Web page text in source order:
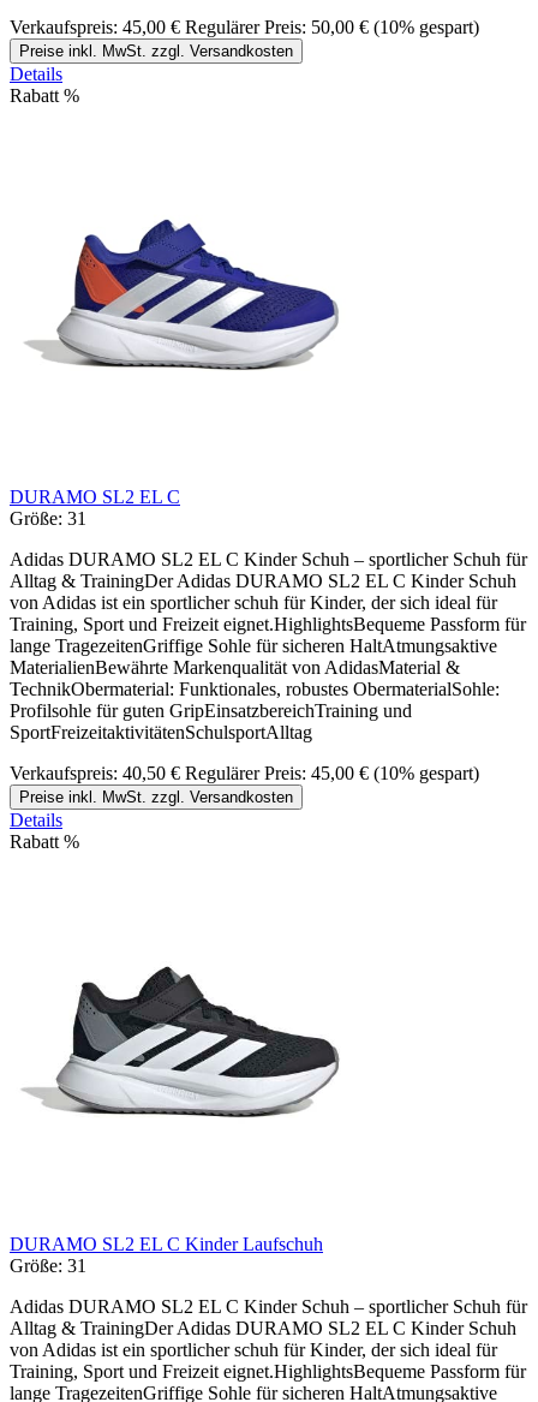
Verkaufspreis: 45,00 € Regulärer Preis: 50,00 € (10% gespart)
Preise inkl. MwSt. zzgl. Versandkosten
Details
Rabatt %
DURAMO SL2 EL C
Größe: 31
Adidas DURAMO SL2 EL C Kinder Schuh – sportlicher Schuh für
Alltag & TrainingDer Adidas DURAMO SL2 EL C Kinder Schuh
von Adidas ist ein sportlicher schuh für Kinder, der sich ideal für
Training, Sport und Freizeit eignet.HighlightsBequeme Passform für
lange TragezeitenGriffige Sohle für sicheren HaltAtmungsaktive
MaterialienBewährte Markenqualität von AdidasMaterial &
TechnikObermaterial: Funktionales, robustes ObermaterialSohle:
Profilsohle für guten GripEinsatzbereichTraining und
SportFreizeitaktivitätenSchulsportAlltag
Verkaufspreis: 40,50 € Regulärer Preis: 45,00 € (10% gespart)
Preise inkl. MwSt. zzgl. Versandkosten
Details
Rabatt %
DURAMO SL2 EL C Kinder Laufschuh
Größe: 31
Adidas DURAMO SL2 EL C Kinder Schuh – sportlicher Schuh für
Alltag & TrainingDer Adidas DURAMO SL2 EL C Kinder Schuh
von Adidas ist ein sportlicher schuh für Kinder, der sich ideal für
Training, Sport und Freizeit eignet.HighlightsBequeme Passform für
lange TragezeitenGriffige Sohle für sicheren HaltAtmungsaktive